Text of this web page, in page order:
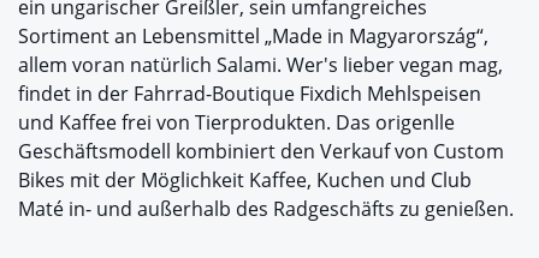
ein ungarischer Greißler, sein umfangreiches
Sortiment an Lebensmittel „Made in Magyarország“,
allem voran natürlich Salami. Wer's lieber vegan mag,
findet in der Fahrrad-Boutique Fixdich Mehlspeisen
und Kaffee frei von Tierprodukten. Das origenlle
Geschäftsmodell kombiniert den Verkauf von Custom
Bikes mit der Möglichkeit Kaffee, Kuchen und Club
Maté in- und außerhalb des Radgeschäfts zu genießen.